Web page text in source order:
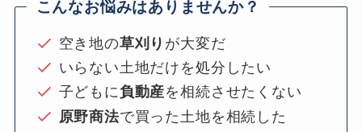
こんなお悩みはありませんか？
空き地の草刈り が大変だ
いらない土地だけを処分したい
子どもに負動産を相続させたくない
原野商法で買った土地を相続した